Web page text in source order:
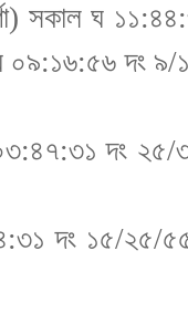
সকাল ঘ
০৯:১৬:৫৬ দং
০৩:৪৭:৩১ দং
দং ১৫/২৫/